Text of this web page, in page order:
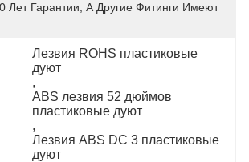
Лет Гарантии, А Другие Фитинги Имеют
Лезвия ROHS пластиковые
дуют
,
ABS лезвия 52 дюймов
пластиковые дуют
,
Лезвия ABS DC 3 пластиковые
дуют